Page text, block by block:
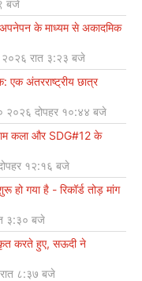
बजे
के माध्यम से अकादमिक
२०२६ रात ३:२३ बजे
अंतरराष्ट्रीय छात्र
२०२६ दोपहर १०:४४ बजे
कला और SDG#12 के
१२:१६ बजे
गया है - रिकॉर्ड तोड़ मांग
३:३० बजे
करते हुए, सऊदी ने
८:३७ बजे